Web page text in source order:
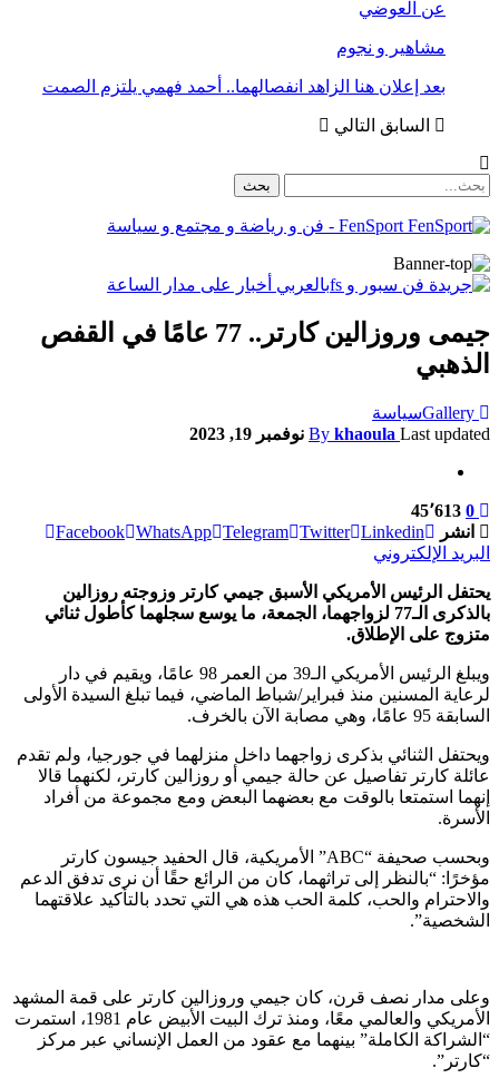
عن العوضي
مشاهير و نجوم
بعد إعلان هنا الزاهد انفصالهما.. أحمد فهمي يلتزم الصمت
السابق التالي
FenSport - فن و رياضة و مجتمع و سياسة
جيمى وروزالين كارتر.. 77 عامًا في القفص
الذهبي
سياسة
By khaoula Last updated نوفمبر 19, 2023
0 45٬613
انشر
Facebook WhatsApp Telegram Twitter Linkedin
البريد الإلكتروني
يحتفل الرئيس الأمريكي الأسبق جيمي كارتر وزوجته روزالين
بالذكرى الـ77 لزواجهما، الجمعة، ما يوسع سجلهما كأطول ثنائي
متزوج على الإطلاق.
ويبلغ الرئيس الأمريكي الـ39 من العمر 98 عامًا، ويقيم في دار
لرعاية المسنين منذ فبراير/شباط الماضي، فيما تبلغ السيدة الأولى
السابقة 95 عامًا، وهي مصابة الآن بالخرف.
ويحتفل الثنائي بذكرى زواجهما داخل منزلهما في جورجيا، ولم تقدم
عائلة كارتر تفاصيل عن حالة جيمي أو روزالين كارتر، لكنهما قالا
إنهما استمتعا بالوقت مع بعضهما البعض ومع مجموعة من أفراد
الأسرة.
وبحسب صحيفة “ABC” الأمريكية، قال الحفيد جيسون كارتر
مؤخرًا: “بالنظر إلى تراثهما، كان من الرائع حقًا أن نرى تدفق الدعم
والاحترام والحب، كلمة الحب هذه هي التي تحدد بالتأكيد علاقتهما
الشخصية”.
وعلى مدار نصف قرن، كان جيمي وروزالين كارتر على قمة المشهد
الأمريكي والعالمي معًا، ومنذ ترك البيت الأبيض عام 1981، استمرت
“الشراكة الكاملة” بينهما مع عقود من العمل الإنساني عبر مركز
“كارتر”.